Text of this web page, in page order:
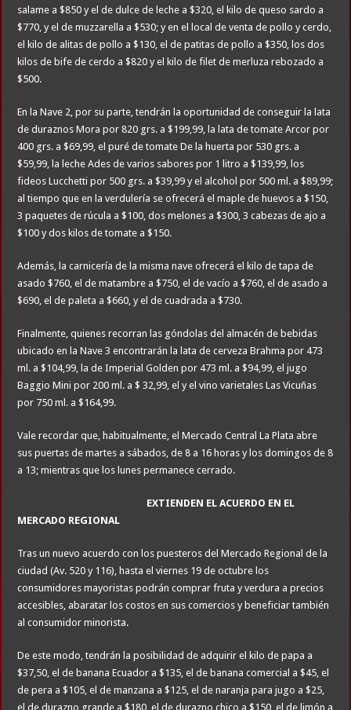
salame a $850 y el de dulce de leche a $320, el kilo de queso sardo a
$770, y el de muzzarella a $530; y en el local de venta de pollo y cerdo,
el kilo de alitas de pollo a $130, el de patitas de pollo a $350, los dos
kilos de bife de cerdo a $820 y el kilo de filet de merluza rebozado a
$500.
En la Nave 2, por su parte, tendrán la oportunidad de conseguir la lata
de duraznos Mora por 820 grs. a $199,99, la lata de tomate Arcor por
400 grs. a $69,99, el puré de tomate De la huerta por 530 grs. a
$59,99, la leche Ades de varios sabores por 1 litro a $139,99, los
fideos Lucchetti por 500 grs. a $39,99 y el alcohol por 500 ml. a $89,99;
al tiempo que en la verdulería se ofrecerá el maple de huevos a $150,
3 paquetes de rúcula a $100, dos melones a $300, 3 cabezas de ajo a
$100 y dos kilos de tomate a $150.
Además, la carnicería de la misma nave ofrecerá el kilo de tapa de
asado $760, el de matambre a $750, el de vacío a $760, el de asado a
$690, el de paleta a $660, y el de cuadrada a $730.
Finalmente, quienes recorran las góndolas del almacén de bebidas
ubicado en la Nave 3 encontrarán la lata de cerveza Brahma por 473
ml. a $104,99, la de Imperial Golden por 473 ml. a $94,99, el jugo
Baggio Mini por 200 ml. a $ 32,99, el y el vino varietales Las Vicuñas
por 750 ml. a $164,99.
Vale recordar que, habitualmente, el Mercado Central La Plata abre
sus puertas de martes a sábados, de 8 a 16 horas y los domingos de 8
a 13; mientras que los lunes permanece cerrado.
EXTIENDEN EL ACUERDO EN EL
MERCADO REGIONAL
Tras un nuevo acuerdo con los puesteros del Mercado Regional de la
ciudad (Av. 520 y 116), hasta el viernes 19 de octubre los
consumidores mayoristas podrán comprar fruta y verdura a precios
accesibles, abaratar los costos en sus comercios y beneficiar también
al consumidor minorista.
De este modo, tendrán la posibilidad de adquirir el kilo de papa a
$37,50, el de banana Ecuador a $135, el de banana comercial a $45, el
de pera a $105, el de manzana a $125, el de naranja para jugo a $25,
el de durazno grande a $180, el de durazno chico a $150, el de limón a